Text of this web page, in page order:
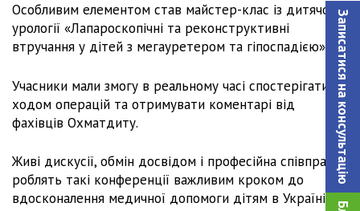
Записатися на консультацiю
Особливим елементом став майстер-клас із дитячої
урології «Лапароскопічні та реконструктивні
втручання у дітей з мегауретером та гіпоспадією».
Учасники мали змогу в реальному часі спостерігати за
ходом операцій та отримувати коментарі від
фахівців Охматдиту.
Живі дискусії, обмін досвідом і професійна співпраця
роблять такі конференції важливим кроком до
вдосконалення медичної допомоги дітям в Україні